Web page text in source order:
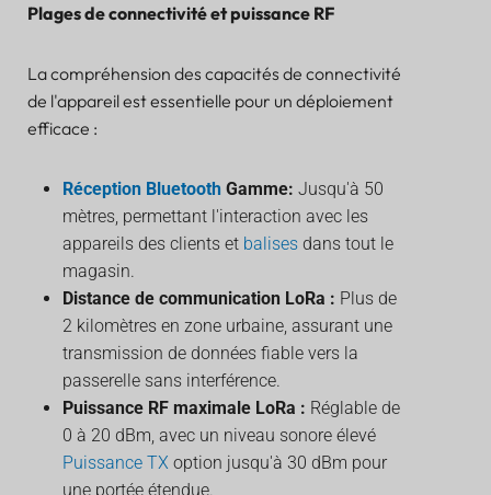
Plages de connectivité et puissance RF
La compréhension des capacités de connectivité
de l'appareil est essentielle pour un déploiement
efficace :
Réception Bluetooth Gamme: Jusqu'à 50
mètres, permettant l'interaction avec les
appareils des clients et balises dans tout le
magasin.
Distance de communication LoRa : Plus de
2 kilomètres en zone urbaine, assurant une
transmission de données fiable vers la
passerelle sans interférence.
Puissance RF maximale LoRa : Réglable de
0 à 20 dBm, avec un niveau sonore élevé
Puissance TX option jusqu'à 30 dBm pour
une portée étendue.